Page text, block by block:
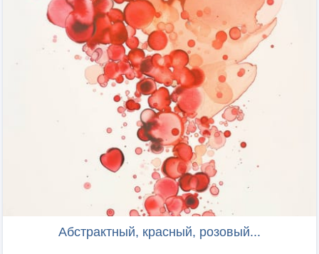
Абстрактный, красный, розовый...